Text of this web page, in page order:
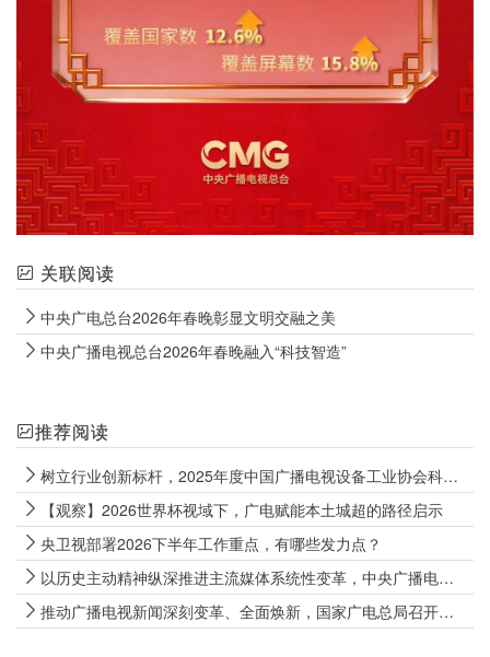
关联阅读
中央广电总台2026年春晚彰显文明交融之美
中央广播电视总台2026年春晚融入“科技智造”
推荐阅读
树立行业创新标杆，2025年度中国广播电视设备工业协会科技创新奖揭晓
【观察】2026世界杯视域下，广电赋能本土城超的路径启示
央卫视部署2026下半年工作重点，有哪些发力点？
以历史主动精神纵深推进主流媒体系统性变革，中央广播电视总台召开2026年年中工作推进会
推动广播电视新闻深刻变革、全面焕新，国家广电总局召开广播电视新闻高质量发展座谈会